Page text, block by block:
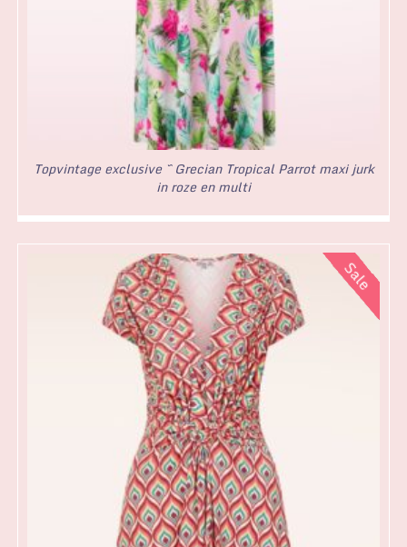
Topvintage exclusive ~ Grecian Tropical Parrot maxi jurk
in roze en multi